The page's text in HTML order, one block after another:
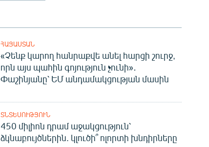
ՀԱՅԱՍՏԱՆ
«Չենք կարող հանրաքվե անել հարցի շուրջ,
որն այս պահին գոյություն չունի»․
Փաշինյանը՝ ԵՄ անդամակցության մասին
ՏՆՏԵՍՈՒԹՅՈՒՆ
450 միլիոն դրամ աջակցություն՝
ձկնաբույծներին. կլուծի՞ ոլորտի խնդիրները